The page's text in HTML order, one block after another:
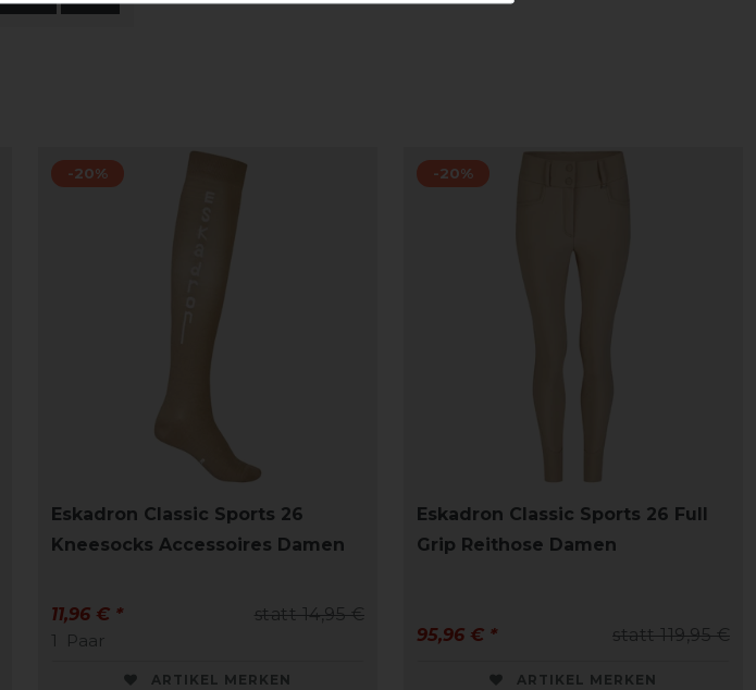
-20%
Eskadron Classic Sports 26
Kneesocks Accessoires Damen
statt 14,95 €
11,96 € *
1
Paar
ARTIKEL MERKEN
-20%
Eskadron Classic Sports 26 Full
Grip Reithose Damen
statt 119,95 €
95,96 € *
ARTIKEL MERKEN